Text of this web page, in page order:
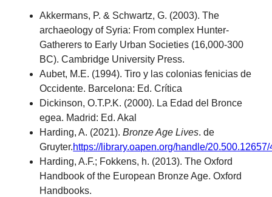
Akkermans, P. & Schwartz, G. (2003). The
archaeology of Syria: From complex Hunter-
Gatherers to Early Urban Societies (16,000-300
BC). Cambridge University Press.
Aubet, M.E. (1994). Tiro y las colonias fenicias de
Occidente. Barcelona: Ed. Crítica
Dickinson, O.T.P.K. (2000). La Edad del Bronce
egea. Madrid: Ed. Akal
Harding, A. (2021).Bronze Age Lives. de
Gruyter.https://library.oapen.org/handle/
Harding, A.F.; Fokkens, h. (2013). The Oxford
Handbook of the European Bronze Age. Oxford
Handbooks.